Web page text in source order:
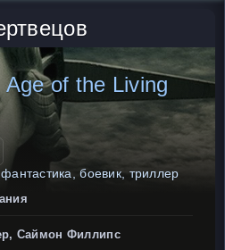
Age of the Living
боевик, триллер
Саймон Филлипс